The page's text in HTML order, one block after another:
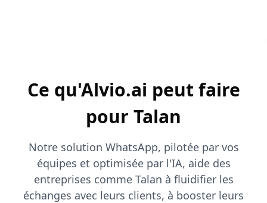
Ce qu'Alvio.ai peut faire
pour Talan
Notre solution WhatsApp, pilotée par vos
équipes et optimisée par l'IA, aide des
entreprises comme Talan à fluidifier les
échanges avec leurs clients, à booster leurs